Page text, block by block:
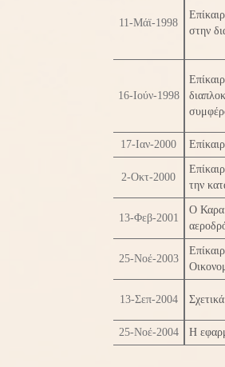
11-Μάϊ-1998
στην
16-Ιούν-1998
17-Ιαν-2000
2-Οκτ-2000
την
13-Φεβ-2001
Ο
25-Νοέ-2003
13-Σεπ-2004
25-Νοέ-2004 Η